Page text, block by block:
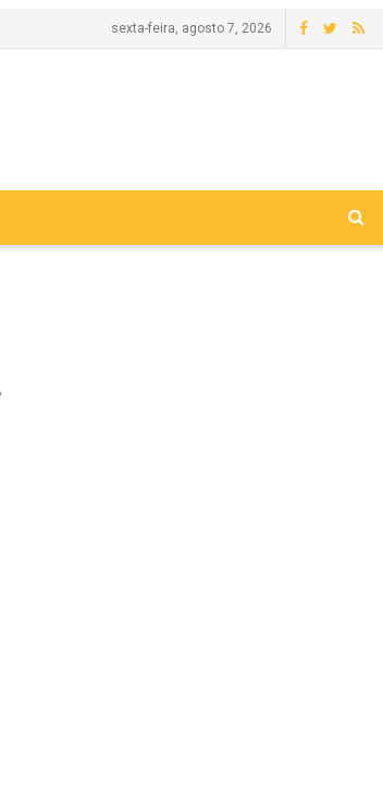
sexta-feira, agosto 7, 2026